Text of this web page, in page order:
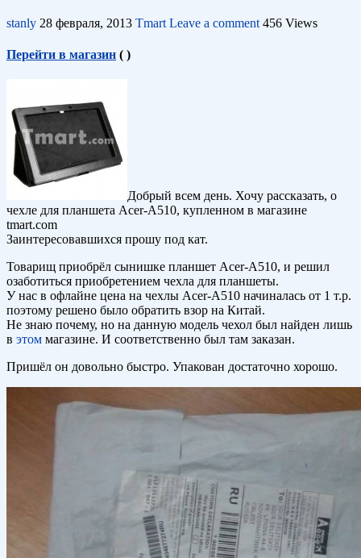
stanly 28 февраля, 2013 Tmart Leave a comment 456 Views
Перейти в магазин ( )
Добрый всем день. Хочу рассказать, о
чехле для планшета Acer-A510, купленном в магазине
tmart.com
Заинтересовавшихся прошу под кат.
Товарищ приобрёл сынишке планшет Acer-A510, и решил
озаботиться приобретением чехла для планшеты.
У нас в офлайне цена на чехлы Acer-A510 начиналась от 1 т.р.
поэтому решено было обратить взор на Китай.
Не знаю почему, но на данную модель чехол был найден лишь
в этом магазине. И соответственно был там заказан.
Пришёл он довольно быстро. Упакован достаточно хорошо.